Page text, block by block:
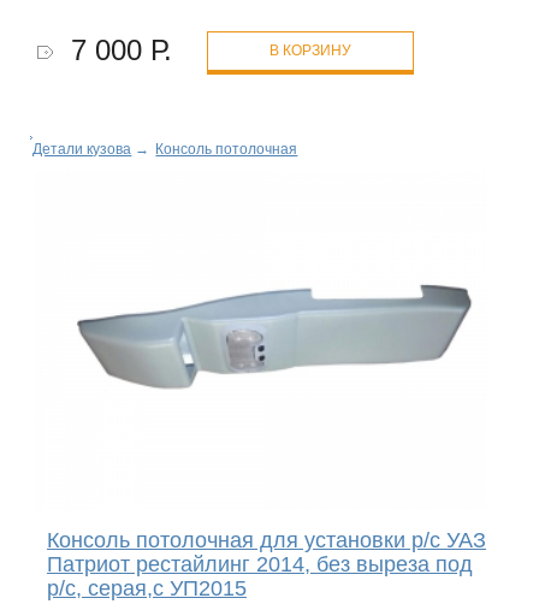
7 000 Р. В КОРЗИНУ
Детали кузова → Консоль потолочная
Консоль потолочная для установки р/c УАЗ
Патриот рестайлинг 2014, без выреза под
р/c, серая,с УП2015